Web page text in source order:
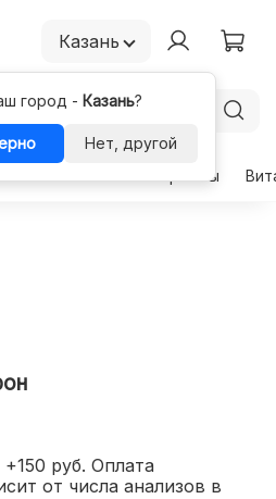
Казань
город - Казань?
Нет, другой
Гормоны
руб. Оплата
от числа анализов в